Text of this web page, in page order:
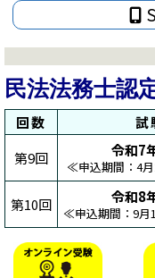
民法法務士認
回数 試
第9回 令和7
≪申込期間：4
第10回 令和8
≪申込期間：9月